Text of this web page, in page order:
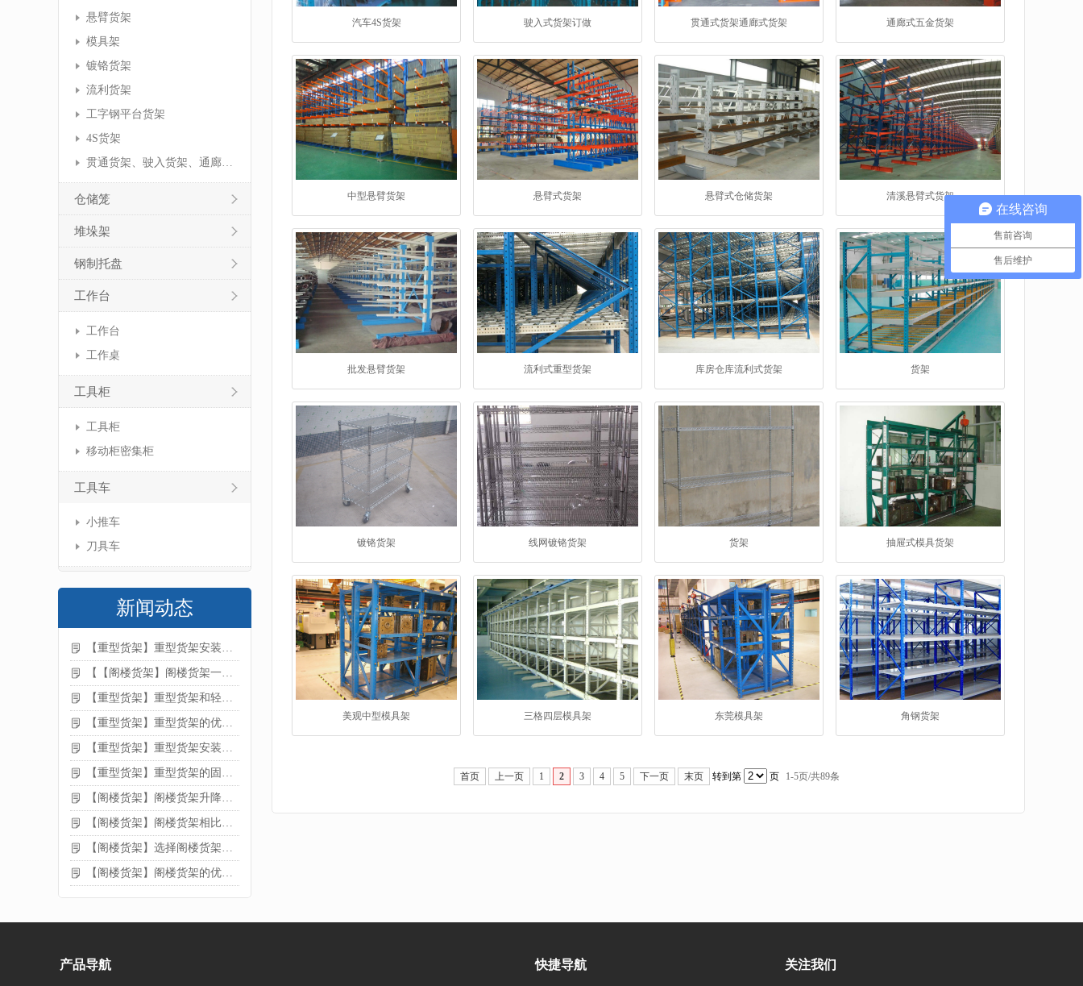
悬臂货架
模具架
镀铬货架
流利货架
工字钢平台货架
4S货架
贯通货架、驶入货架、通廊货架
仓储笼
堆垛架
钢制托盘
工作台
工作台
工作桌
工具柜
工具柜
移动柜密集柜
工具车
小推车
刀具车
新闻动态
【重型货架】重型货架安装注意事项
【【阁楼货架】阁楼货架一般有哪些用途
【重型货架】重型货架和轻型货架的区别是什么
【重型货架】重型货架的优缺点
【重型货架】重型货架安装需要注意什么？
【重型货架】重型货架的固定方法
【阁楼货架】阁楼货架升降机需要注意哪些
【阁楼货架】阁楼货架相比传统货架的优势是什么
【阁楼货架】选择阁楼货架的好处？
【阁楼货架】阁楼货架的优点是什么
汽车4S货架 驶入式货架订做 贯通式货架通廊式货架 通廊式五金货架
中型悬臂货架 悬臂式货架 悬臂式仓储货架 清溪悬臂式货架
批发悬臂货架 流利式重型货架 库房仓库流利式货架 货架
镀铬货架 线网镀铬货架 货架 抽屉式模具货架
美观中型模具架 三格四层模具架 东莞模具架 角钢货架
首页 上一页 1 2 3 4 5 下一页 末页 转到第 页 1-5页/共89条
产品导航 快捷导航 关注我们
在线咨询
售前咨询
售后维护